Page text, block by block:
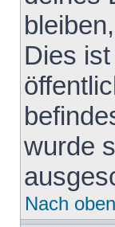
Dies
wurde
Nach oben